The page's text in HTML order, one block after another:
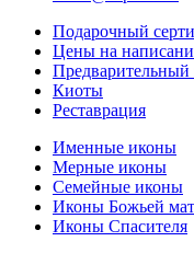
Подарочный
Цены на
Предварительный
Киоты
Реставрация
Именные иконы
Мерные иконы
Семейные иконы
Иконы Божьей
Иконы Спасителя